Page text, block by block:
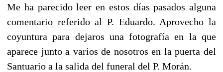
Me ha parecido leer en estos días pasados alguna
comentario referido al P. Eduardo. Aprovecho la
coyuntura para dejaros una fotografía en la que
aparece junto a varios de nosotros en la puerta del
Santuario a la salida del funeral del P. Morán.